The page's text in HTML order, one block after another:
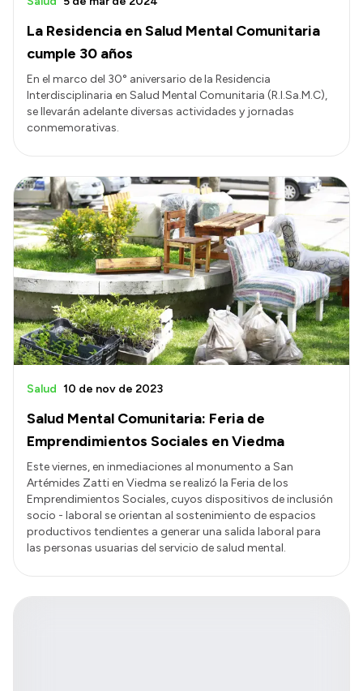
La Residencia en Salud Mental Comunitaria
cumple 30 años
En el marco del 30° aniversario de la Residencia
Interdisciplinaria en Salud Mental Comunitaria (R.I.Sa.M.C),
se llevarán adelante diversas actividades y jornadas
conmemorativas.
Salud Mental Comunitaria: Feria de
Emprendimientos Sociales en Viedma
Salud 10 de nov de 2023
Este viernes, en inmediaciones al monumento a San
Artémides Zatti en Viedma se realizó la Feria de los
Emprendimientos Sociales, cuyos dispositivos de inclusión
socio - laboral se orientan al sostenimiento de espacios
productivos tendientes a generar una salida laboral para
las personas usuarias del servicio de salud mental.